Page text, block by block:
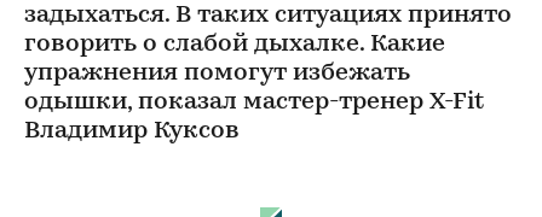
задыхаться. В таких ситуациях принято
говорить о слабой дыхалке. Какие
упражнения помогут избежать
одышки, показал мастер-тренер X-Fit
Владимир Куксов